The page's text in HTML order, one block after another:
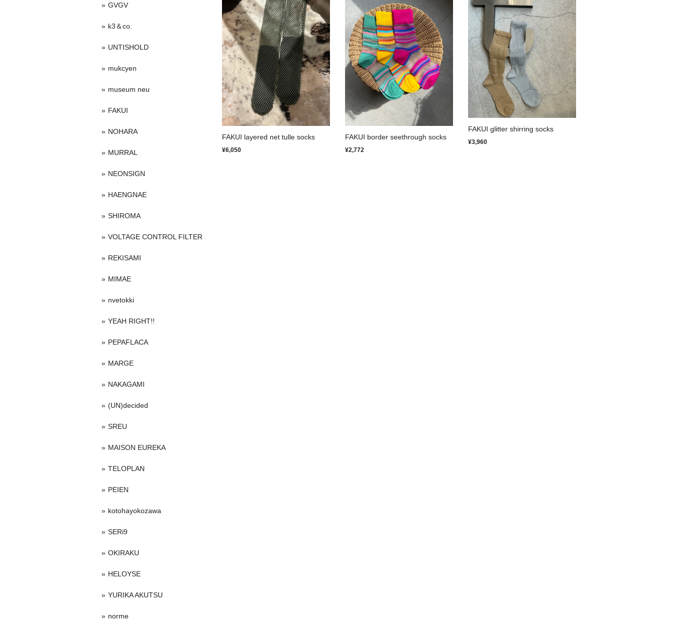
FAKUI layered net tulle socks
¥6,050
FAKUI border seethrough socks
¥2,772
FAKUI glitter shirring socks
¥3,960
GVGV
k3＆co.
UNTISHOLD
mukcyen
museum neu
FAKUI
NOHARA
MURRAL
NEONSIGN
HAENGNAE
SHIROMA
VOLTAGE CONTROL FILTER
REKISAMI
MIMAE
nvetokki
YEAH RIGHT!!
PEPAFLACA
MARGE
NAKAGAMI
(UN)decided
SREU
MAISON EUREKA
TELOPLAN
PEIEN
kotohayokozawa
SERi9
OKIRAKU
HELOYSE
YURIKA AKUTSU
norme